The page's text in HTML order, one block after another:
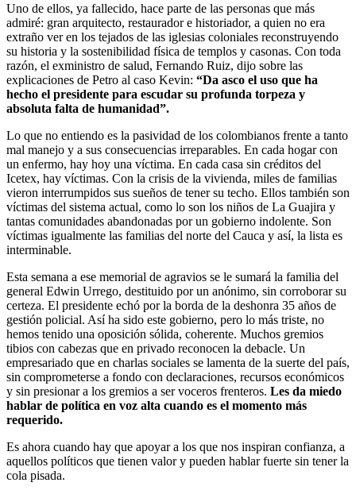
Uno de ellos, ya fallecido, hace parte de las personas que más
admiré: gran arquitecto, restaurador e historiador, a quien no era
extraño ver en los tejados de las iglesias coloniales reconstruyendo
su historia y la sostenibilidad física de templos y casonas. Con toda
razón, el exministro de salud, Fernando Ruiz, dijo sobre las
explicaciones de Petro al caso Kevin: “Da asco el uso que ha
hecho el presidente para escudar su profunda torpeza y
absoluta falta de humanidad”.
Lo que no entiendo es la pasividad de los colombianos frente a tanto
mal manejo y a sus consecuencias irreparables. En cada hogar con
un enfermo, hay hoy una víctima. En cada casa sin créditos del
Icetex, hay víctimas. Con la crisis de la vivienda, miles de familias
vieron interrumpidos sus sueños de tener su techo. Ellos también son
víctimas del sistema actual, como lo son los niños de La Guajira y
tantas comunidades abandonadas por un gobierno indolente. Son
víctimas igualmente las familias del norte del Cauca y así, la lista es
interminable.
Esta semana a ese memorial de agravios se le sumará la familia del
general Edwin Urrego, destituido por un anónimo, sin corroborar su
certeza. El presidente echó por la borda de la deshonra 35 años de
gestión policial. Así ha sido este gobierno, pero lo más triste, no
hemos tenido una oposición sólida, coherente. Muchos gremios
tibios con cabezas que en privado reconocen la debacle. Un
empresariado que en charlas sociales se lamenta de la suerte del país,
sin comprometerse a fondo con declaraciones, recursos económicos
y sin presionar a los gremios a ser voceros frenteros. Les da miedo
hablar de política en voz alta cuando es el momento más
requerido.
Es ahora cuando hay que apoyar a los que nos inspiran confianza, a
aquellos políticos que tienen valor y pueden hablar fuerte sin tener la
cola pisada.